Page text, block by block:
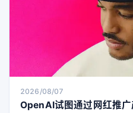
2026/08/07
OpenAI试图通过网红推